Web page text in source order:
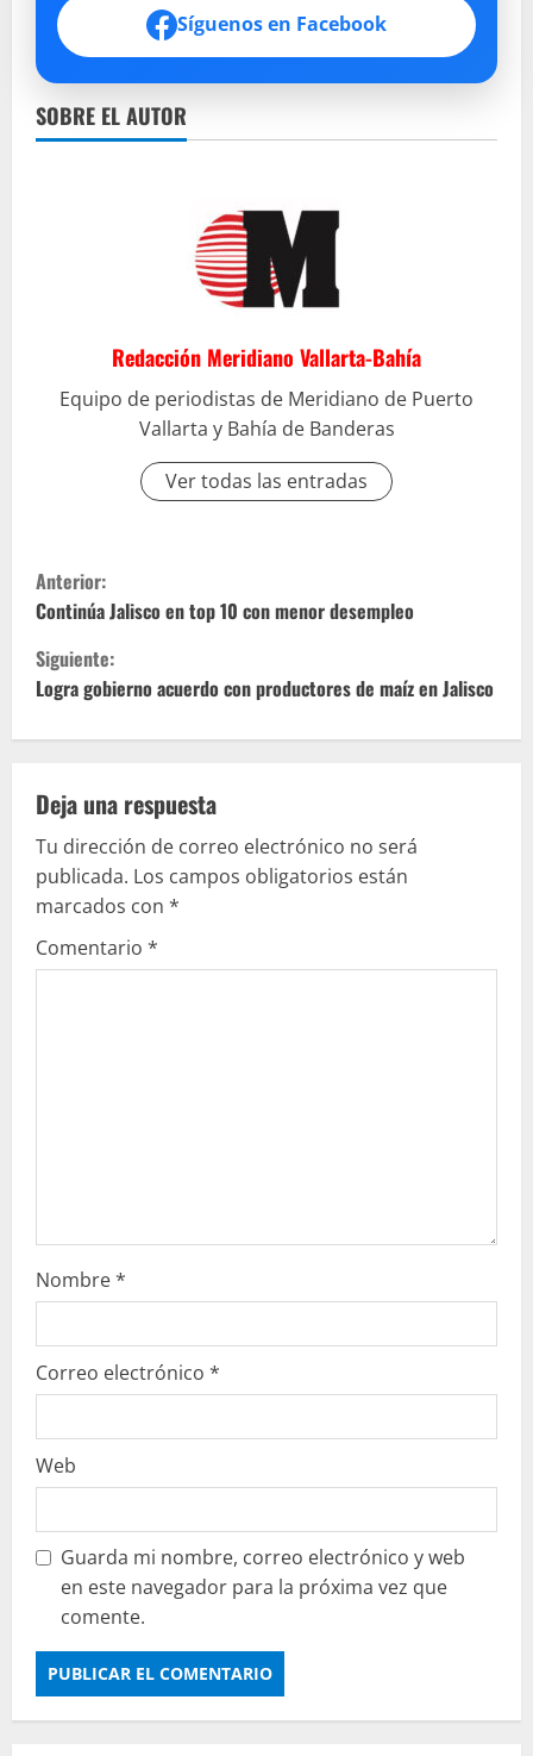
Síguenos en Facebook
SOBRE EL AUTOR
Redacción Meridiano Vallarta-Bahía
Equipo de periodistas de Meridiano de Puerto
Vallarta y Bahía de Banderas
Ver todas las entradas
S
i
g
l
e
y
e
Anterior:
Continúa Jalisco en top 10 con menor desempleo
Siguiente:
Logra gobierno acuerdo con productores de maíz en Jalisco
Deja una respuesta
Tu dirección de correo electrónico no será
publicada. Los campos obligatorios están
marcados con *
Comentario *
Nombre*
Correo electrónico *
Web
Guarda mi nombre, correo electrónico y web
en este navegador para la próxima vez que
comente.